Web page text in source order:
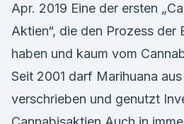
Apr. 2019 Eine der ersten
Aktien“, die den Prozess
haben und kaum vom
Seit 2001 darf Marihuana
verschrieben und genutzt